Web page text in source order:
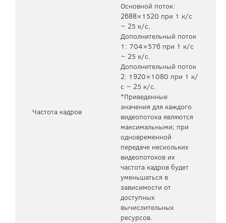
Частота кадров
Основной поток:
2688×1520 при 1 к/с
~ 25 к/с.
Дополнительный поток
1: 704×576 при 1 к/с
~ 25 к/с.
Дополнительный поток
2: 1920×1080 при 1 к/
с ~ 25 к/с.
*Приведенные
значения для каждого
видеопотока являются
максимальными; при
одновременной
передаче нескольких
видеопотоков их
частота кадров будет
уменьшаться в
зависимости от
доступных
вычислительных
ресурсов.